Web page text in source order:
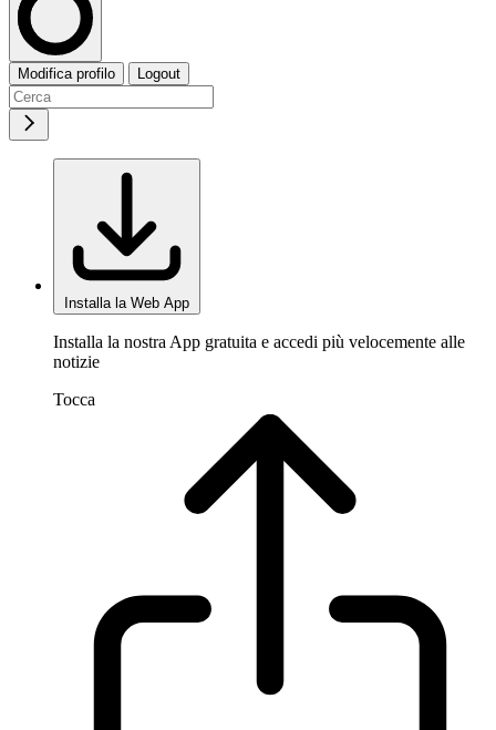
Modifica profilo Logout
Installa la Web App
Installa la nostra App gratuita e accedi più velocemente alle
notizie
Tocca